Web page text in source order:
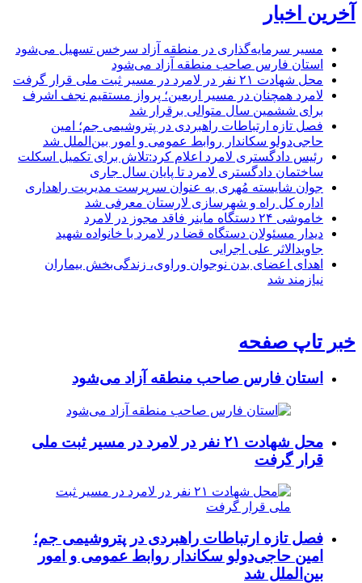
آخرین اخبار
مسیر سرمایه‌گذاری در منطقه آزاد سرخس تسهیل می‌شود
استان فارس صاحب منطقه آزاد می‌شود
محل شهادت ۲۱ نفر در لامرد در مسیر ثبت ملی قرار گرفت
لامرد همچنان در مسیر اربعین؛ پرواز مستقیم نجف اشرف
برای ششمین سال متوالی برقرار شد
فصل تازه ارتباطات راهبردی در پتروشیمی جم؛ امین
حاجی‌دولو سکاندار روابط عمومی و امور بین‌الملل شد
رئیس دادگستری لامرد اعلام کرد:تلاش برای تکمیل اسکلت
ساختمان دادگستری لامرد تا پایان سال جاری
جوان شایسته مُهری به عنوان سرپرست مدیریت راهداری
اداره کل راه و شهرسازی لارستان معرفی شد
خاموشی ۲۴ دستگاه ماینر فاقد مجوز در لامرد
دیدار مسئولان دستگاه قضا در لامرد با خانواده شهید
جاویدالاثر علی اجرایی
اهدای اعضای بدن نوجوان وراوی، زندگی‌بخش بیماران
نیازمند شد
خبر تاپ صفحه
استان فارس صاحب منطقه آزاد می‌شود
محل شهادت ۲۱ نفر در لامرد در مسیر ثبت ملی
قرار گرفت
فصل تازه ارتباطات راهبردی در پتروشیمی جم؛
امین حاجی‌دولو سکاندار روابط عمومی و امور
بین‌الملل شد